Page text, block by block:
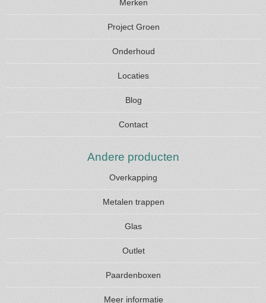
Merken
Project Groen
Onderhoud
Locaties
Blog
Contact
Andere producten
Overkapping
Metalen trappen
Glas
Outlet
Paardenboxen
Meer informatie